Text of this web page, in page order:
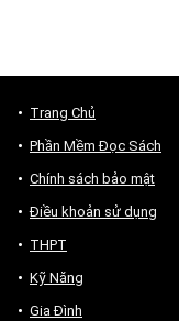
Trang Chủ
Phần Mềm Đọc Sách
Chính sách bảo mật
Điều khoản sử dụng
THPT
Kỹ Năng
Gia Đình